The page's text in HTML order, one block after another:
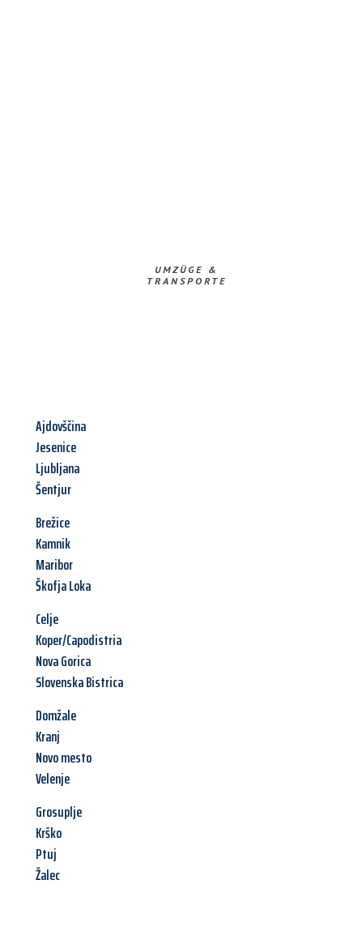
UMZÜGE &
TRANSPORTE
Ajdovščina
Jesenice
Ljubljana
Šentjur
Brežice
Kamnik
Maribor
Škofja Loka
Celje
Koper/Capodistria
Nova Gorica
Slovenska Bistrica
Domžale
Kranj
Novo mesto
Velenje
Grosuplje
Krško
Ptuj
Žalec